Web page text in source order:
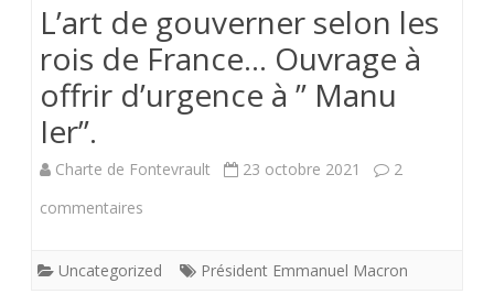
Courrez
le
consulter.
L’art de gouverner selon les
rois de France… Ouvrage à
offrir d’urgence à ” Manu
Ier”.
Charte de Fontevrault 23 octobre 2021
2
commentaires
Uncategorized Président Emmanuel Macron